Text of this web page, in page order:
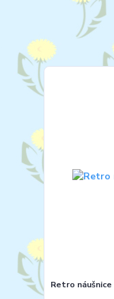
Retro